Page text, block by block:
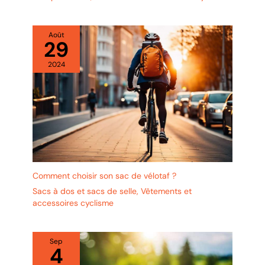
Août
29
2024
Comment choisir son sac de vélotaf ?
Sacs à dos et sacs de selle, Vêtements et
accessoires cyclisme
Sep
4